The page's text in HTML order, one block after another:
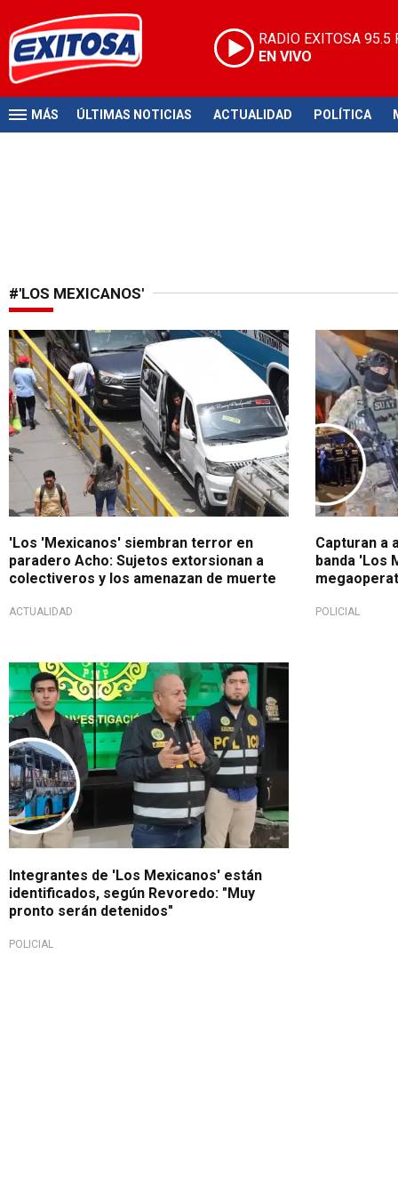
RADIO EXITOSA 95.5
EN VIVO
MÁS ÚLTIMAS NOTICIAS ACTUALIDAD POLÍTICA
#'LOS MEXICANOS'
En la mira de delincuentes
'Los 'Mexicanos' siembran terror en
paradero Acho: Sujetos extorsionan a
colectiveros y los amenazan de muerte
ACTUALIDAD
Realizaron
Capturan a
banda 'Los
POLICIAL
Declaró a la prensa
Integrantes de 'Los Mexicanos' están
identificados, según Revoredo: "Muy
pronto serán detenidos"
POLICIAL